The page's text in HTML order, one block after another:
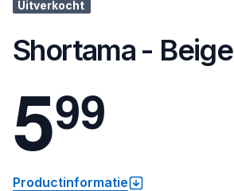
Uitverkocht
Shortama - Beige
599
Productinformatie